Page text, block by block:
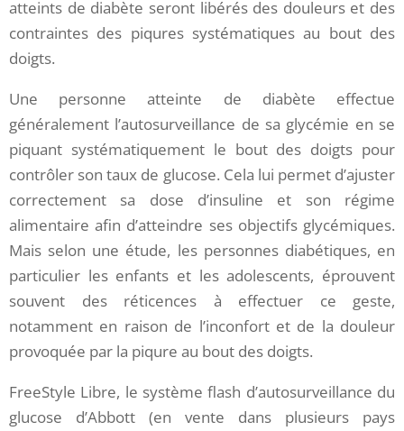
atteints de diabète seront libérés des douleurs et des
contraintes des piqures systématiques au bout des
doigts.
Une personne atteinte de diabète effectue
généralement l’autosurveillance de sa glycémie en se
piquant systématiquement le bout des doigts pour
contrôler son taux de glucose. Cela lui permet d’ajuster
correctement sa dose d’insuline et son régime
alimentaire afin d’atteindre ses objectifs glycémiques.
Mais selon une étude, les personnes diabétiques, en
particulier les enfants et les adolescents, éprouvent
souvent des réticences à effectuer ce geste,
notamment en raison de l’inconfort et de la douleur
provoquée par la piqure au bout des doigts.
FreeStyle Libre, le système flash d’autosurveillance du
glucose d’Abbott (en vente dans plusieurs pays